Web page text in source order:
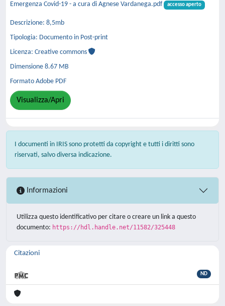
Emergenza Covid-19 - a cura di Agnese Vardanega.pdf accesso aperto
Descrizione: 8,5mb
Tipologia: Documento in Post-print
Licenza: Creative commons
Dimensione 8.67 MB
Formato Adobe PDF
Visualizza/Apri
I documenti in IRIS sono protetti da copyright e tutti i diritti sono
riservati, salvo diversa indicazione.
Informazioni
Utilizza questo identificativo per citare o creare un link a questo
documento: https://hdl.handle.net/11582/325448
Citazioni
ND